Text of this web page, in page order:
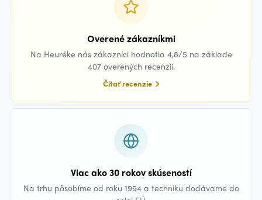
Overené zákazníkmi
Na Heuréke nás zákazníci hodnotia 4,8/5 na základe
407 overených recenzií.
Čítať recenzie
Viac ako 30 rokov skúseností
Na trhu pôsobíme od roku 1994 a techniku dodávame do